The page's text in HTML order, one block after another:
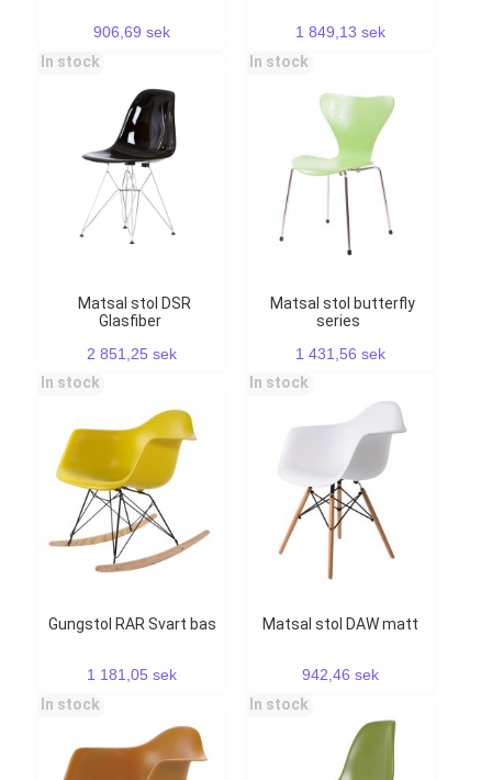
906,69 sek
1 849,13 sek
In stock
Matsal stol DSR
Glasfiber
2 851,25 sek
In stock
Matsal stol butterfly
series
1 431,56 sek
In stock
Gungstol RAR Svart bas
1 181,05 sek
In stock
Matsal stol DAW matt
942,46 sek
In stock
In stock